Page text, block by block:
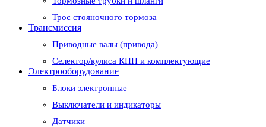
Трос стояночного тормоза
Трансмиссия
Приводные валы (привода)
Селектор/кулиса КПП и комплектующие
Электрооборудование
Блоки электронные
Выключатели и индикаторы
Датчики